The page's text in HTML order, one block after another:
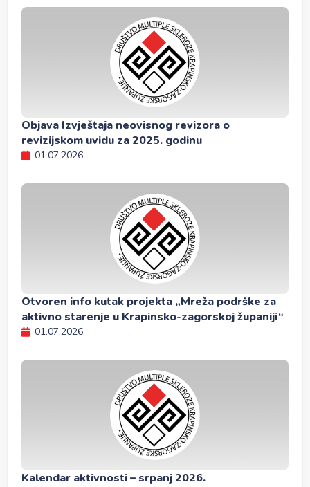
Objava Izvještaja neovisnog revizora o
revizijskom uvidu za 2025. godinu
01.07.2026.
Otvoren info kutak projekta „Mreža podrške za
aktivno starenje u Krapinsko-zagorskoj županiji“
01.07.2026.
Kalendar aktivnosti – srpanj 2026.